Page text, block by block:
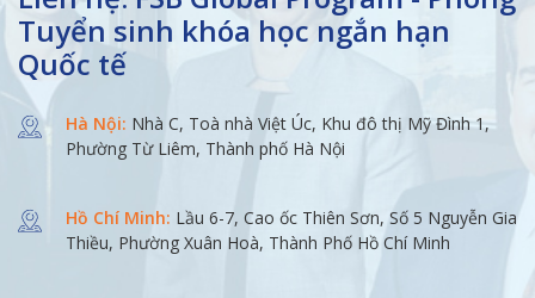
Tuyển sinh khóa học ngắn hạn
Quốc tế
Hà Nội: Nhà C, Toà nhà Việt Úc, Khu đô thị Mỹ Đình 1,
Phường Từ Liêm, Thành phố Hà Nội
Hồ Chí Minh: Lầu 6-7, Cao ốc Thiên Sơn, Số 5 Nguyễn Gia
Thiều, Phường Xuân Hoà, Thành Phố Hồ Chí Minh